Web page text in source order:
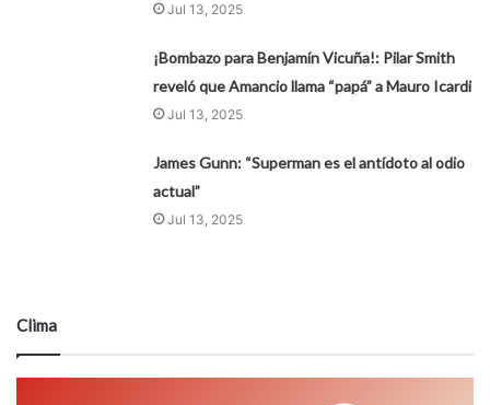
Jul 13, 2025
¡Bombazo para Benjamín Vicuña!: Pilar Smith
reveló que Amancio llama “papá” a Mauro Icardi
Jul 13, 2025
James Gunn: “Superman es el antídoto al odio
actual”
Jul 13, 2025
Clima